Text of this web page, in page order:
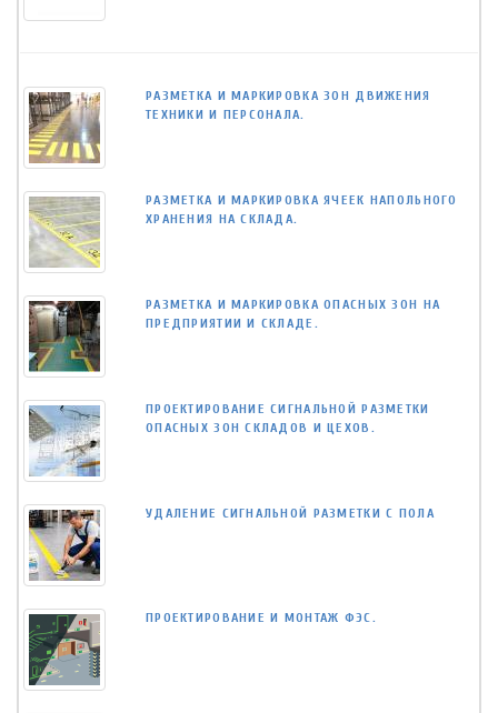
РАЗМЕТКА И МАРКИРОВКА ЗОН ДВИЖЕНИЯ
ТЕХНИКИ И ПЕРСОНАЛА.
РАЗМЕТКА И МАРКИРОВКА ЯЧЕЕК НАПОЛЬНОГО
ХРАНЕНИЯ НА СКЛАДА.
РАЗМЕТКА И МАРКИРОВКА ОПАСНЫХ ЗОН НА
ПРЕДПРИЯТИИ И СКЛАДЕ.
ПРОЕКТИРОВАНИЕ СИГНАЛЬНОЙ РАЗМЕТКИ
ОПАСНЫХ ЗОН СКЛАДОВ И ЦЕХОВ.
УДАЛЕНИЕ СИГНАЛЬНОЙ РАЗМЕТКИ С ПОЛА
ПРОЕКТИРОВАНИЕ И МОНТАЖ ФЭС.